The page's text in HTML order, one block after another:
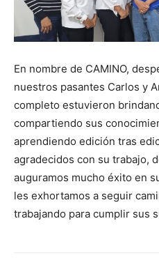
En nombre de CAMINO,
nuestros pasantes Carlos y
completo estuvieron
compartiendo sus
aprendiendo edición tras
agradecidos con su trabajo,
auguramos mucho éxito en
les exhortamos a seguir
trabajando para cumplir sus